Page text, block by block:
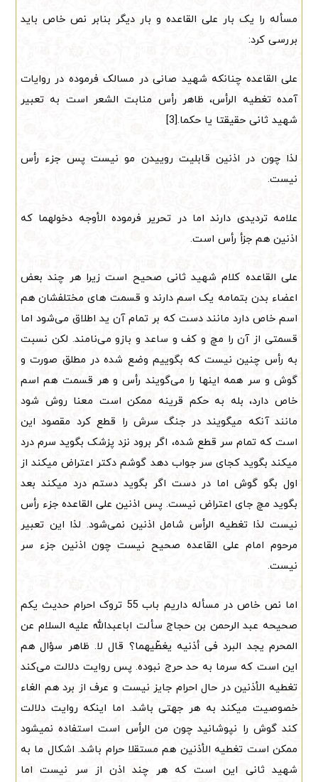
مسأله را یک بار علی القاعده و بار دیگر بنابر نص خاص باید
بررسی کرد:
علی القاعده چنانکه شهید صانی در مسالک فرموده در روایات
آمده تغطیه الرأس، ظاهر رأس منابت الشعر است به تعبیر
شهید ثانی حقیقتا یا حکما.[3]
لذا چون در اذنین قابلیت روییدن مو نیست پس جزء رأس
نیست.
علامه تردیدی دارند اما در تحریر فرموده الأوجه دخولهما که
اذنین هم جزأ رأس است.
علی القاعده کلام شهید ثانی صحیح است زیرا هر چند بعض
اعضاء بدن بتمامه یک اسم دارند و قسمت های مختلفشان هم
اسم خاص دارد مانند دست که بر تمام آن ید اطلاق می‌شود اما
قسمتی از آن را مچ و کف و ساعد و بازو می‌نامند. لکن نسبت
به رأس چنین نیست که بگوییم وضع شده در مطلق صورت و
گوش و سر همه اینها را می‌گویند رأس و هر قسمت هم اسم
خاص دارد، بله به حکم قرینه ممکن است معنا روش شود
مانند آنکه میگویند در جنگ سرش را قطع کرد مقصود این
است که تمام سر قطع شده، اگر برود نزد پزشک بگوید سرم درد
میکند بگوید کجای سر جواب دهد گوشم دکتر اعتراض میکند از
اول بگو گوش اما در دست اگر بگوید دستم درد میکند بعد
بگوید مچ جای اعتراض نیست. پس اذنین علی القاعده جزء رأس
نیست لذا تغطیه الرأس شامل اذنین نمی‌شود. لذا این تعبیر
مرحوم امام علی القاعده صحیح نیست چون اذنین جزء سر
نیست.
اما نص خاص در مسأله داریم باب 55 تروک احرام حدیث یکم
صحیحه عبد الرحمن بن حجاج سألت اباعبدالله علیه السلام عن
المحرم یجد البرد فی أذنیه یغطّیهما؟ قال لا. ظاهر سؤال هم
این است که سرما به حد حرج نبوده. پس روایت دلالت می‌کند
تغطیه الأذنین در حال احرام جایز نیست و عرف از برد هم الغاء
خصوصیت میکند به هر جهتی باشد. اما اینکه روایت دلالت
کند گوش را نپوشانید چون من الرأس است استفاده نمیشود
ممکن است تغطیه الأذنین هم مستقلا حرام باشد. اشکال ما به
شهید ثانی این است که هر چند اذن از سر نیست اما